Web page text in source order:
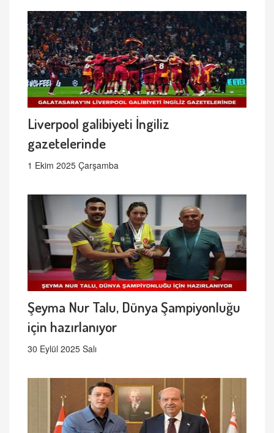
Liverpool galibiyeti İngiliz
gazetelerinde
1 Ekim 2025 Çarşamba
Şeyma Nur Talu, Dünya Şampiyonluğu
için hazırlanıyor
30 Eylül 2025 Salı